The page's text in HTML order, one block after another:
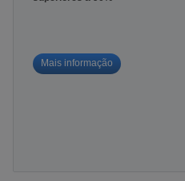
Mais informação